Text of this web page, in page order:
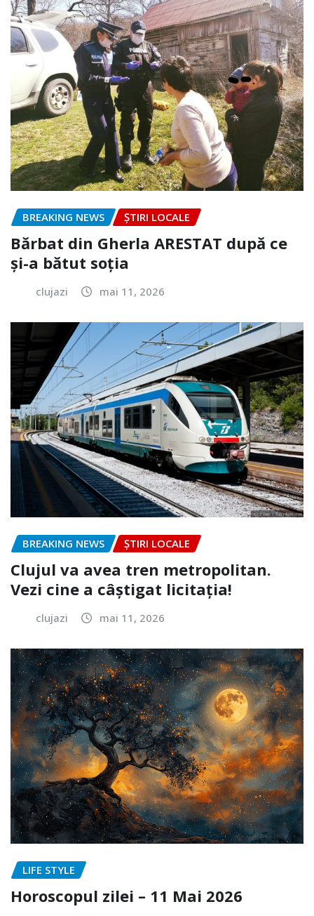
BREAKING NEWS ȘTIRI LOCALE
Bărbat din Gherla ARESTAT după ce
și-a bătut soția
clujazi mai 11, 2026
BREAKING NEWS ȘTIRI LOCALE
Clujul va avea tren metropolitan.
Vezi cine a câștigat licitația!
clujazi mai 11, 2026
LIFE STYLE
Horoscopul zilei – 11 Mai 2026